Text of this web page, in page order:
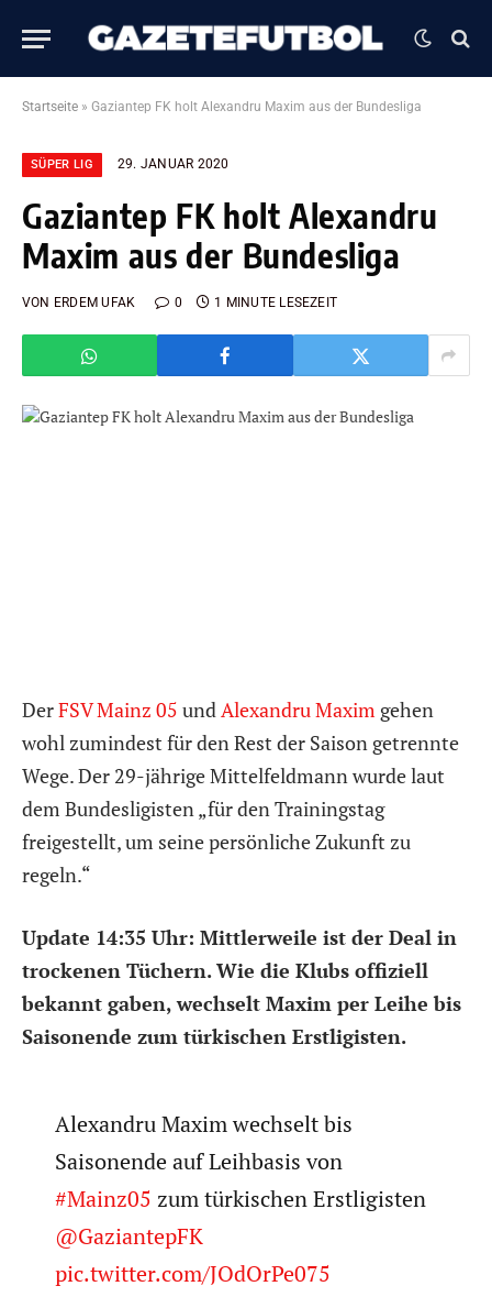
Startseite » Gaziantep FK holt Alexandru Maxim aus der Bundesliga
SÜPER LIG 29. JANUAR 2020
Gaziantep FK holt Alexandru
Maxim aus der Bundesliga
VON ERDEM UFAK 0 1 MINUTE LESEZEIT
DerFSV Mainz 05 und Alexandru Maxim gehen
wohl zumindest für den Rest der Saison getrennte
Wege. Der 29-jährige Mittelfeldmann wurde laut
dem Bundesligisten „für den Trainingstag
freigestellt, um seine persönliche Zukunft zu
regeln.“
Update 14:35 Uhr: Mittlerweile ist der Deal in
trockenen Tüchern. Wie die Klubs offiziell
bekannt gaben, wechselt Maxim per Leihe bis
Saisonende zum türkischen Erstligisten.
Alexandru Maxim wechselt bis
Saisonende auf Leihbasis von
#Mainz05 zum türkischen Erstligisten
@GaziantepFK
pic.twitter.com/JOdOrPe075